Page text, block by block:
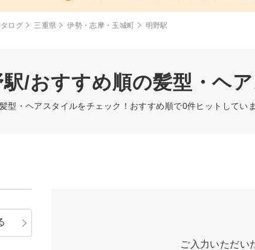
ログ 三重県 伊勢・志摩・玉城町 明野駅
駅/おすすめ順の髪型・ヘ
型・ヘアスタイルをチェック！おすすめ順で0件ヒットしてい
ご入力いただい